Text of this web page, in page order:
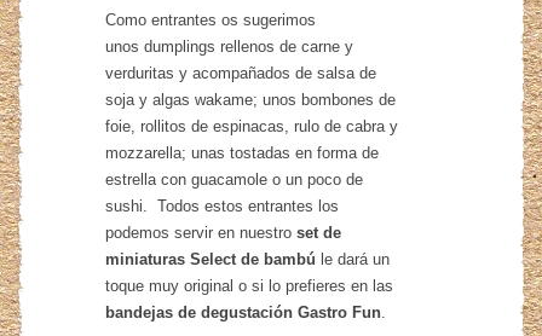
Como entrantes os sugerimos
unos dumplings rellenos de carne y
verduritas y acompañados de salsa de
soja y algas wakame; unos bombones de
foie, rollitos de espinacas, rulo de cabra y
mozzarella; unas tostadas en forma de
estrella con guacamole o un poco de
sushi. Todos estos entrantes los
podemos servir en nuestroset de
miniaturas Select de bambú le dará un
toque muy original o si lo prefieres en las
bandejas de degustación Gastro Fun